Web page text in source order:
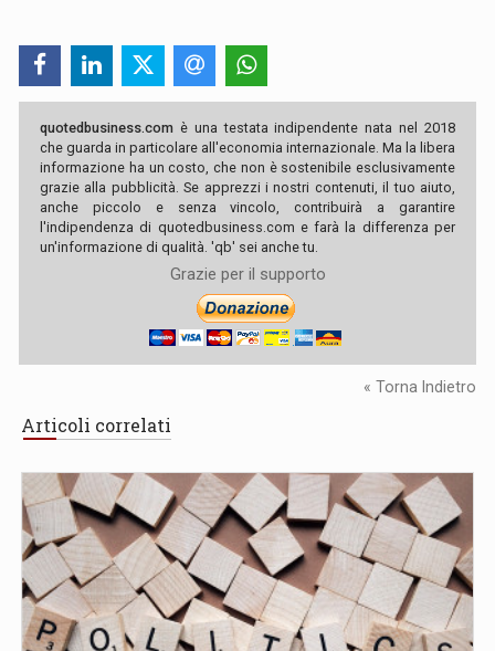
quotedbusiness.com è una testata indipendente nata nel 2018
che guarda in particolare all'economia internazionale. Ma la libera
informazione ha un costo, che non è sostenibile esclusivamente
grazie alla pubblicità. Se apprezzi i nostri contenuti, il tuo aiuto,
anche piccolo e senza vincolo, contribuirà a garantire
l'indipendenza di quotedbusiness.com e farà la differenza per
un'informazione di qualità. 'qb' sei anche tu.
Grazie per il supporto
« Torna Indietro
Articoli correlati